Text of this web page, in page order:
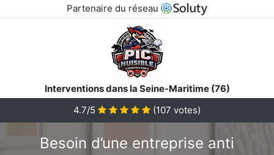
Partenaire du réseau
Interventions dans la Seine-Maritime (76)
4.7/5
(107 votes)
Besoin d’une entreprise anti